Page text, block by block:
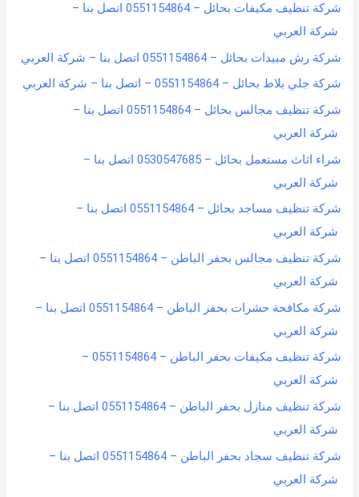
شركة تنظيف مكيفات بحائل – 0551154864 اتصل بنا –
شركة العربي
شركة رش مبيدات بحائل – 0551154864 اتصل بنا – شركة العربي
شركة جلي بلاط بحائل – 0551154864 – اتصل بنا – شركة العربي
شركة تنظيف مجالس بحائل – 0551154864 اتصل بنا –
شركة العربي
شراء اثاث مستعمل بحائل – 0530547685 اتصل بنا –
شركة العربي
شركة تنظيف مساجد بحائل – 0551154864 اتصل بنا –
شركة العربي
شركة تنظيف مجالس بحفر الباطن – 0551154864 اتصل بنا –
شركة العربي
شركة مكافحة حشرات بحفر الباطن – 0551154864 اتصل بنا –
شركة العربي
شركة تنظيف مكيفات بحفر الباطن – 0551154864 –
شركة العربي
شركة تنظيف منازل بحفر الباطن – 0551154864 اتصل بنا –
شركة العربي
شركة تنظيف سجاد بحفر الباطن – 0551154864 اتصل بنا –
شركة العربي